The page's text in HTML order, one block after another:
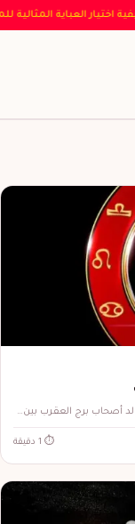
♦ كيفية اختيار العباية
أصحاب برج العقرب بين…
⏱ 1 دقيقة